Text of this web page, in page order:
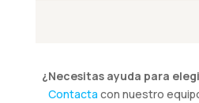
¿Necesitas ayuda para
Contacta con nuestro